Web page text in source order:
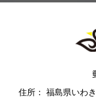
住所： 福島県いわ